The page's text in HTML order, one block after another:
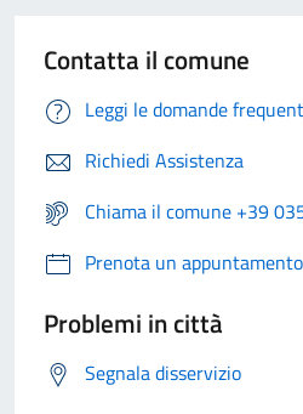
Contatta il comune
Leggi le domande
Richiedi Assistenza
Chiama il comune +39
Prenota un appuntamento
Problemi in città
Segnala disservizio